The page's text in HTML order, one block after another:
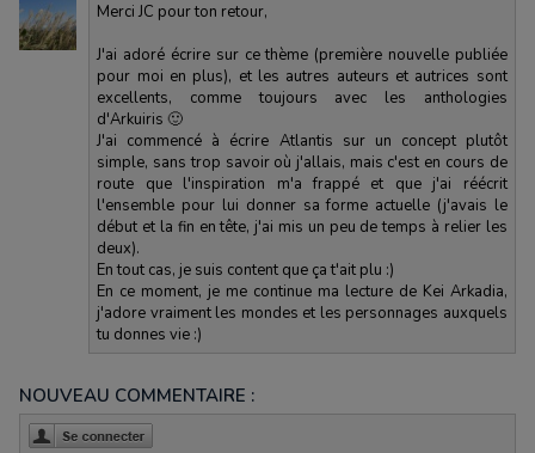
Merci JC pour ton retour,
J'ai adoré écrire sur ce thème (première nouvelle publiée
pour moi en plus), et les autres auteurs et autrices sont
excellents, comme toujours avec les anthologies
d'Arkuiris 🙂
J'ai commencé à écrire Atlantis sur un concept plutôt
simple, sans trop savoir où j'allais, mais c'est en cours de
route que l'inspiration m'a frappé et que j'ai réécrit
l'ensemble pour lui donner sa forme actuelle (j'avais le
début et la fin en tête, j'ai mis un peu de temps à relier les
deux).
En tout cas, je suis content que ça t'ait plu :)
En ce moment, je me continue ma lecture de Kei Arkadia,
j'adore vraiment les mondes et les personnages auxquels
tu donnes vie :)
NOUVEAU COMMENTAIRE :